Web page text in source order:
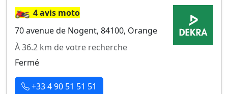
🏍️4 avis moto
70 avenue de Nogent, 84100, Orange
À 36.2 km de votre recherche
Fermé
+33 4 90 51 51 51